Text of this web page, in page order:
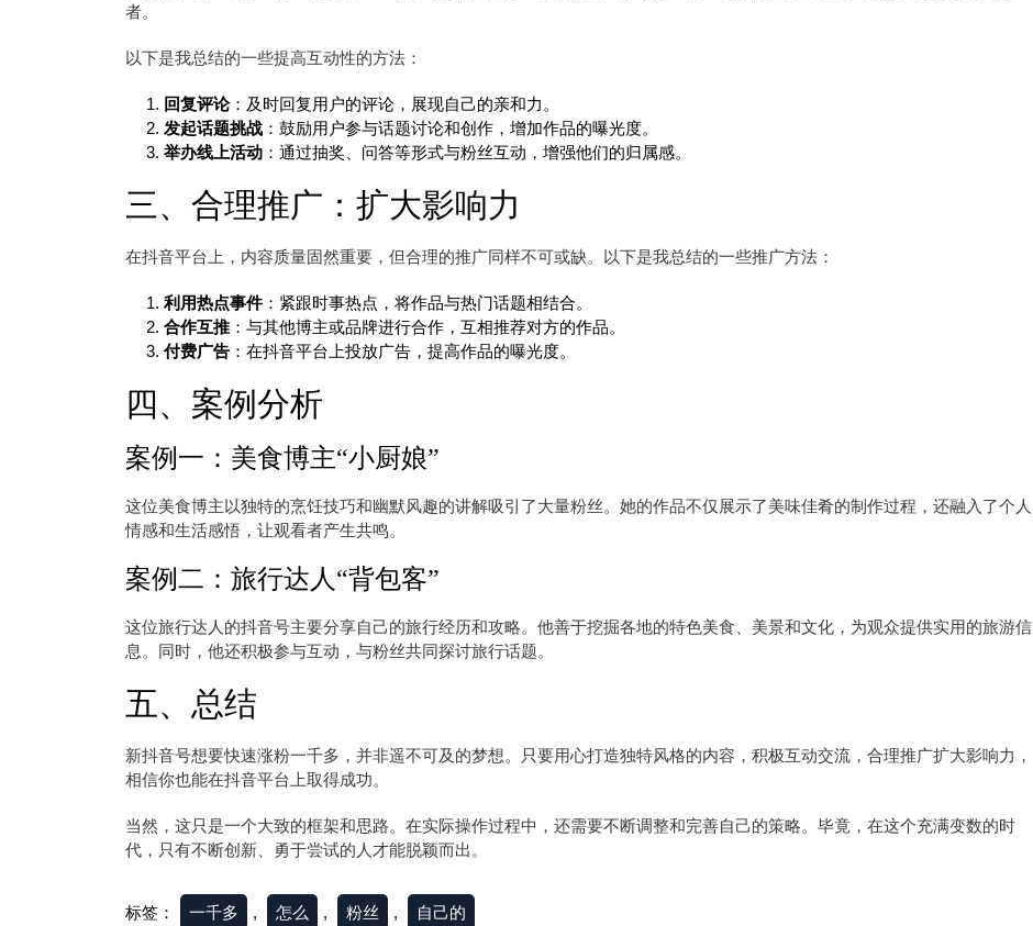
者。
以下是我总结的一些提高互动性的方法：
回复评论：及时回复用户的评论，展现自己的亲和力。
发起话题挑战 ：鼓励用户参与话题讨论和创作，增加作品的曝光度。
举办线上活动 ：通过抽奖、问答等形式与粉丝互动，增强他们的归属感。
三、合理推广：扩大影响力
在抖音平台上，内容质量固然重要，但合理的推广同样不可或缺。以下是我总结的一些推广方法：
利用热点事件：紧跟时事热点，将作品与热门话题相结合。
合作互推 ：与其他博主或品牌进行合作，互相推荐对方的作品。
付费广告 ：在抖音平台上投放广告，提高作品的曝光度。
四、案例分析
案例一：美食博主“小厨娘”
这位美食博主以独特的烹饪技巧和幽默风趣的讲解吸引了大量粉丝。她的作品不仅展示了美味佳肴的制作过程，还融入了个人
情感和生活感悟，让观看者产生共鸣。
案例二：旅行达人“背包客”
这位旅行达人的抖音号主要分享自己的旅行经历和攻略。他善于挖掘各地的特色美食、美景和文化，为观众提供实用的旅游信
息。同时，他还积极参与互动，与粉丝共同探讨旅行话题。
五、总结
新抖音号想要快速涨粉一千多，并非遥不可及的梦想。只要用心打造独特风格的内容，积极互动交流，合理推广扩大影响力，
相信你也能在抖音平台上取得成功。
当然，这只是一个大致的框架和思路。在实际操作过程中，还需要不断调整和完善自己的策略。毕竟，在这个充满变数的时
代，只有不断创新、勇于尝试的人才能脱颖而出。
标签： 一千多 , 怎么 , 粉丝 , 自己的